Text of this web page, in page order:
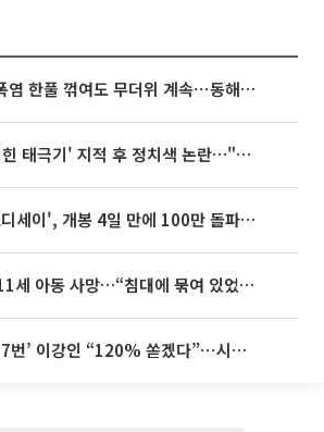
[내일 날씨] 폭염 한풀 꺾여도 무더위 계속⋯동해안 이틀 연속 비
김희철, '뒤집힌 태극기' 지적 후 정치색 논란…"좌우 떠나 우리나라 국기"
놀란 감독 '오디세이', 개봉 4일 만에 100만 돌파⋯'왕사남' 보다 빠르다
천안 교회서 11세 아동 사망…“침대에 묶여 있었다” 진술 확보
AT마드리드 ‘7번’ 이강인 “120% 쏟겠다”⋯시메오네 감독 “필요한 선수”